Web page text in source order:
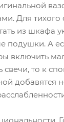
Для тихого
из шкафа
подушки. А
включить
то к
добавятся